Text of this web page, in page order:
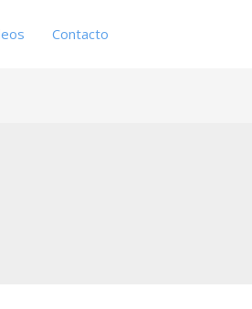
Contacto